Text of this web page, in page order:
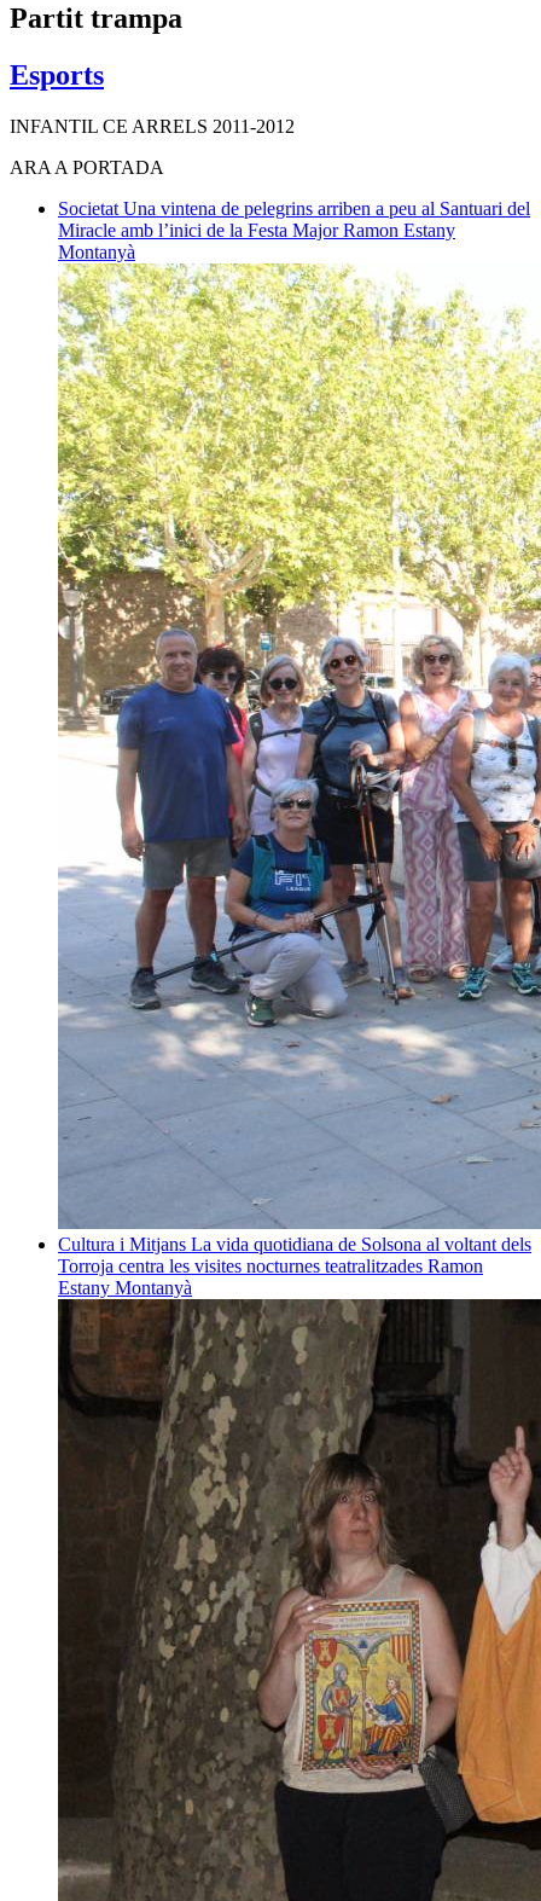
Partit trampa
Esports
INFANTIL CE ARRELS 2011-2012
ARA A PORTADA
Societat Una vintena de pelegrins arriben a peu al Santuari del
Miracle amb l’inici de la Festa MajorRamon Estany
Montanyà
Cultura i Mitjans La vida quotidiana de Solsona al voltant dels
Torroja centra les visites nocturnes teatralitzades Ramon
Estany Montanyà